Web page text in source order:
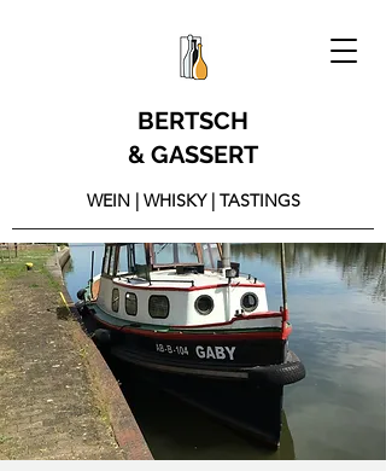
BERTSCH
& GASSERT
WEIN | WHISKY | TASTINGS